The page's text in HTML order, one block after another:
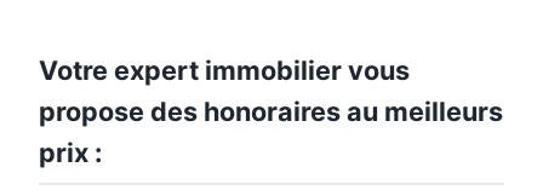
Votre expert immobilier vous
propose des honoraires au meilleurs
prix :